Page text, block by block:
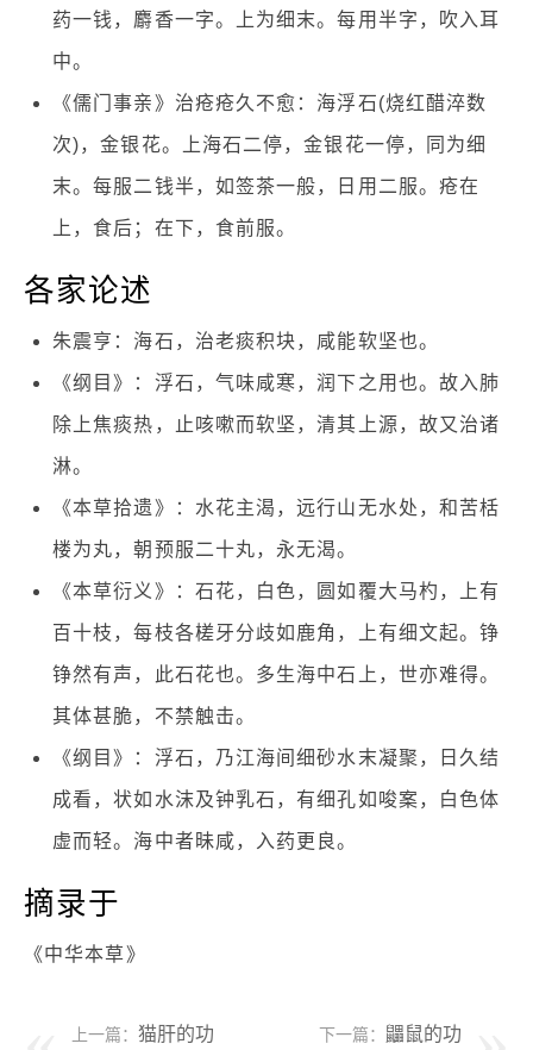
药一钱，麝香一字。上为细末。每用半字，吹入耳
中。
《儒门事亲》治疮疮久不愈：海浮石(烧红醋淬数
次)，金银花。上海石二停，金银花一停，同为细
末。每服二钱半，如签茶一般，日用二服。疮在
上，食后；在下，食前服。
各家论述
朱震亨：海石，治老痰积块，咸能软坚也。
《纲目》：浮石，气味咸寒，润下之用也。故入肺
除上焦痰热，止咳嗽而软坚，清其上源，故又治诸
淋。
《本草拾遗》：水花主渴，远行山无水处，和苦栝
楼为丸，朝预服二十丸，永无渴。
《本草衍义》：石花，白色，圆如覆大马杓，上有
百十枝，每枝各槎牙分歧如鹿角，上有细文起。铮
铮然有声，此石花也。多生海中石上，世亦难得。
其体甚脆，不禁触击。
《纲目》：浮石，乃江海间细砂水末凝聚，日久结
成看，状如水沫及钟乳石，有细孔如唆案，白色体
虚而轻。海中者昧咸，入药更良。
摘录于
《中华本草》
上一篇： 猫肝的功 下一篇： 鼺鼠的功